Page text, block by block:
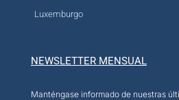
Luxemburgo
NEWSLETTER MENSUAL
Manténgase informado de nuestras